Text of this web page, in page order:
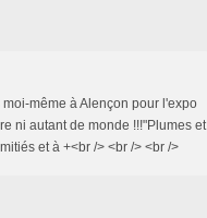
même à Alençon pour l'expo
ni autant de monde !!!"Plumes et
et à +<br /> <br /> <br />